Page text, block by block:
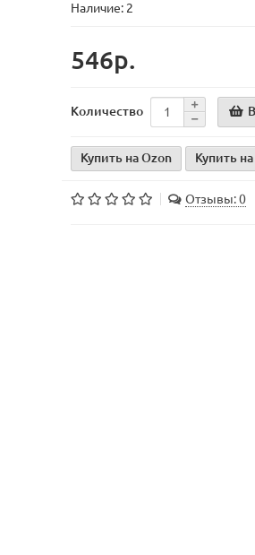
Наличие: 2
546р.
Количество
Купить на Ozon Купить
Отзывы: 0